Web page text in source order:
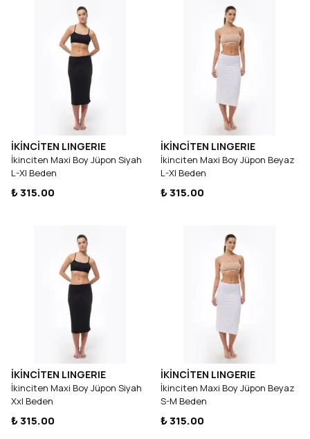
İKİNCİTEN LINGERIE
İkinciten Maxi Boy Jüpon Siyah
L-Xl Beden
₺ 315.00
İKİNCİTEN LINGERIE
İkinciten Maxi Boy Jüpon Beyaz
L-Xl Beden
₺ 315.00
İKİNCİTEN LINGERIE
İkinciten Maxi Boy Jüpon Siyah
Xxl Beden
₺ 315.00
İKİNCİTEN LINGERIE
İkinciten Maxi Boy Jüpon Beyaz
S-M Beden
₺ 315.00